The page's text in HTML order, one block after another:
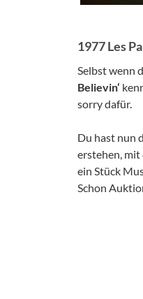
1977 Les
Selbst wenn
Believin‘
sorry dafür.
Du hast nun
erstehen, mit
ein Stück
Schon